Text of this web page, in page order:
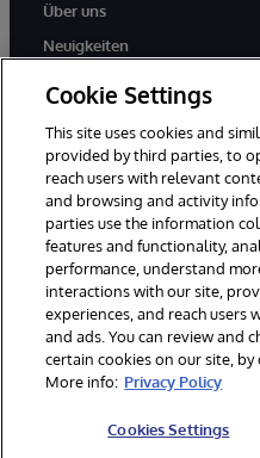
Über uns
Neuigkeiten
© 1996-2026 InterSystems
vorbehalten.
Mitteilungen/
Geld-zurück-Garantie
Cookie Settings
This site uses cookies and
provided by third parties, to
reach users with relevant
and browsing and activity
parties use the information
features and functionality,
performance, understand
interactions with our site,
experiences, and reach
and ads. You can review and
certain cookies on our site, by
More info: Privacy Policy
Cookies Settings